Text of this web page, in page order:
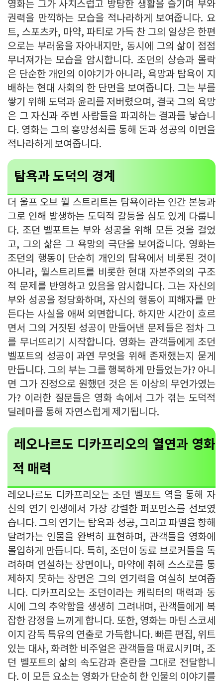
영화는 그가 사치스럽고 방탕한 생활을 즐기며 부와
권력을 만끽하는 모습을 적나라하게 보여줍니다. 요
트, 스포츠카, 마약, 파티로 가득 찬 그의 일상은 한편
으로는 부러움을 자아내지만, 동시에 그의 삶이 점점
무너져가는 모습을 암시합니다. 조던의 상승과 몰락
은 단순한 개인의 이야기가 아니라, 욕망과 탐욕이 지
배하는 현대 사회의 한 단면을 보여줍니다. 그는 부를
쌓기 위해 도덕과 윤리를 저버렸으며, 결국 그의 욕망
은 그 자신과 주변 사람들을 파괴하는 결과를 낳습니
다. 영화는 그의 흥망성쇠를 통해 돈과 성공의 이면을
적나라하게 보여줍니다.
탐욕과 도덕의 경계
더 울프 오브 월 스트리트는 탐욕이라는 인간 본능과
그로 인해 발생하는 도덕적 갈등을 심도 있게 다룹니
다. 조던 벨포트는 부와 성공을 위해 모든 것을 걸었
고, 그의 삶은 그 욕망의 극단을 보여줍니다. 영화는
조던의 행동이 단순히 개인의 탐욕에서 비롯된 것이
아니라, 월스트리트를 비롯한 현대 자본주의의 구조
적 문제를 반영하고 있음을 암시합니다. 그는 자신의
부와 성공을 정당화하며, 자신의 행동이 피해자를 만
든다는 사실을 애써 외면합니다. 하지만 시간이 흐르
면서 그의 거짓된 성공이 만들어낸 문제들은 점차 그
를 무너뜨리기 시작합니다. 영화는 관객들에게 조던
벨포트의 성공이 과연 무엇을 위해 존재했는지 묻게
만듭니다. 그의 부는 그를 행복하게 만들었는가? 아니
면 그가 진정으로 원했던 것은 돈 이상의 무언가였는
가? 이러한 질문들은 영화 속에서 그가 겪는 도덕적
딜레마를 통해 자연스럽게 제기됩니다.
레오나르도 디카프리오의 열연과 영화
적 매력
레오나르도 디카프리오는 조던 벨포트 역을 통해 자
신의 연기 인생에서 가장 강렬한 퍼포먼스를 선보였
습니다. 그의 연기는 탐욕과 성공, 그리고 파멸을 향해
달려가는 인물을 완벽히 표현하며, 관객들을 영화에
몰입하게 만듭니다. 특히, 조던이 동료 브로커들을 독
려하며 연설하는 장면이나, 마약에 취해 스스로를 통
제하지 못하는 장면은 그의 연기력을 여실히 보여줍
니다. 디카프리오는 조던이라는 캐릭터의 매력과 동
시에 그의 추악함을 생생히 그려내며, 관객들에게 복
잡한 감정을 느끼게 합니다. 또한, 영화는 마틴 스코세
이지 감독 특유의 연출로 가득합니다. 빠른 편집, 위트
있는 대사, 화려한 비주얼은 관객들을 매료시키며, 조
던 벨포트의 삶의 속도감과 혼란을 그대로 전달합니
다. 이 모든 요소는 영화가 단순히 한 인물의 이야기를